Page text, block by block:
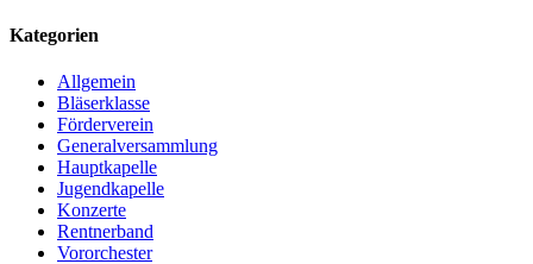
Kategorien
Allgemein
Bläserklasse
Förderverein
Generalversammlung
Hauptkapelle
Jugendkapelle
Konzerte
Rentnerband
Vororchester